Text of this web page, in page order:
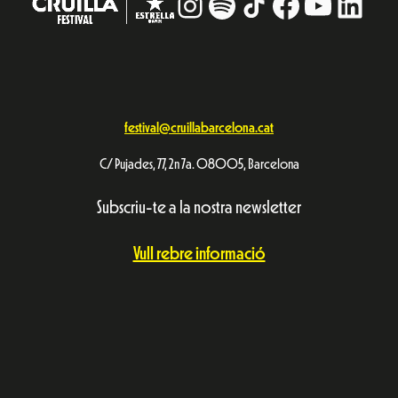
festival@cruillabarcelona.cat
C/ Pujades, 77, 2n 7a. 08005, Barcelona
Subscriu-te a la nostra newsletter
Vull rebre informació